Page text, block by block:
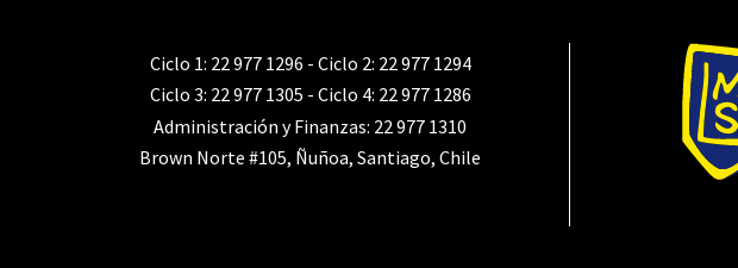
Ciclo 1: 22 977 1296 - Ciclo 2: 22 977 1294
Ciclo 3: 22 977 1305 - Ciclo 4: 22 977 1286
Administración y Finanzas: 22 977 1310
Brown Norte #105, Ñuñoa, Santiago, Chile